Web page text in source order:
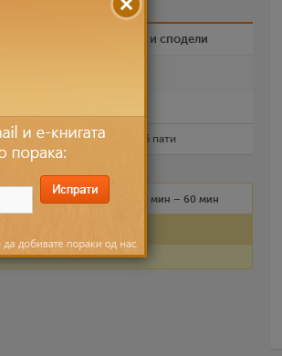
Биди вистински пријател и сподели
Рецептот е прочитан 22,586 пати
Лесно 4 лица 30 мин – 60 мин